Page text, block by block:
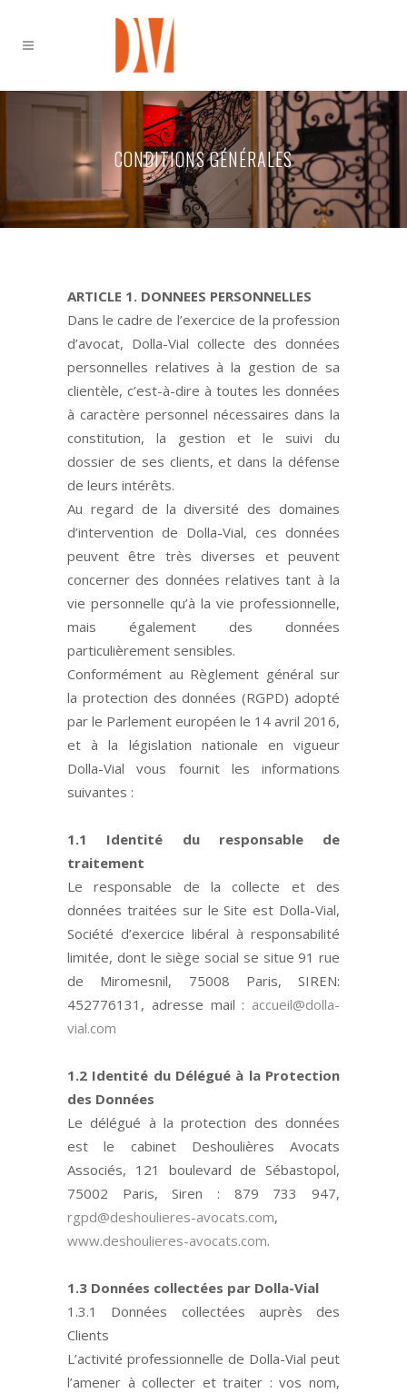
CONDITIONS GÉNÉRALES
ARTICLE 1. DONNEES PERSONNELLES
Dans le cadre de l’exercice de la profession
d’avocat, Dolla-Vial collecte des données
personnelles relatives à la gestion de sa
clientèle, c’est-à-dire à toutes les données
à caractère personnel nécessaires dans la
constitution, la gestion et le suivi du
dossier de ses clients, et dans la défense
de leurs intérêts.
Au regard de la diversité des domaines
d’intervention de Dolla-Vial, ces données
peuvent être très diverses et peuvent
concerner des données relatives tant à la
vie personnelle qu’à la vie professionnelle,
mais également des données
particulièrement sensibles.
Conformément au Règlement général sur
la protection des données (RGPD) adopté
par le Parlement européen le 14 avril 2016,
et à la législation nationale en vigueur
Dolla-Vial vous fournit les informations
suivantes :
1.1 Identité du responsable de
traitement
Le responsable de la collecte et des
données traitées sur le Site est Dolla-Vial,
Société d’exercice libéral à responsabilité
limitée, dont le siège social se situe 91 rue
de Miromesnil, 75008 Paris, SIREN:
452776131, adresse mail : accueil@dolla-
vial.com
1.2 Identité du Délégué à la Protection
des Données
Le délégué à la protection des données
est le cabinet Deshoulières Avocats
Associés, 121 boulevard de Sébastopol,
75002 Paris, Siren : 879 733 947,
rgpd@deshoulieres-avocats.com,
www.deshoulieres-avocats.com.
1.3 Données collectées par Dolla-Vial
1.3.1 Données collectées auprès des
Clients
L’activité professionnelle de Dolla-Vial peut
l’amener à collecter et traiter : vos nom,